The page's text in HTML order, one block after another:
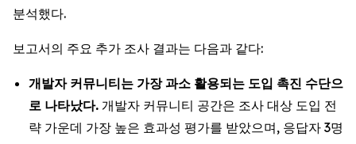
분석했다.
보고서의 주요 추가 조사 결과는 다음과 같다:
개발자 커뮤니티는 가장 과소 활용되는 도입 촉진 수단으
로 나타났다. 개발자 커뮤니티 공간은 조사 대상 도입 전
략 가운데 가장 높은 효과성 평가를 받았으며, 응답자 3명